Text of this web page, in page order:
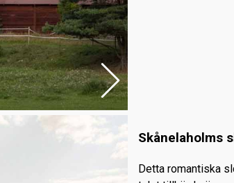
Skånelaholms
Detta romantiska